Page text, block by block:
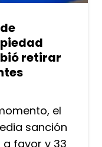
retirar
el
sanción
favor y 33